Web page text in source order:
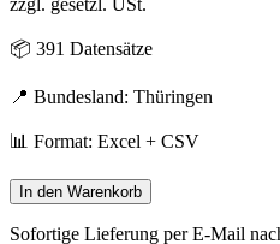
📦 391 Datensätze
📍 Bundesland: Thüringen
📊 Format: Excel + CSV
In den Warenkorb
Sofortige Lieferung per E-Mail